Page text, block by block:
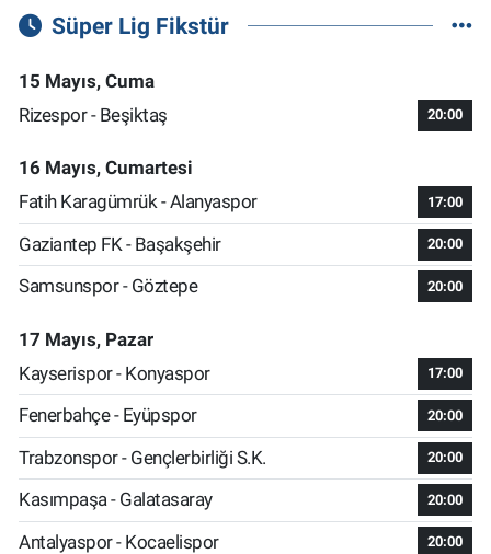
Süper Lig Fikstür
15 Mayıs, Cuma
Rizespor - Beşiktaş
20:00
16 Mayıs, Cumartesi
Fatih Karagümrük - Alanyaspor
17:00
Gaziantep FK - Başakşehir 20:00
Samsunspor - Göztepe 20:00
17 Mayıs, Pazar
Kayserispor - Konyaspor
17:00
Fenerbahçe - Eyüpspor 20:00
Trabzonspor - Gençlerbirliği S.K. 20:00
Kasımpaşa - Galatasaray 20:00
Antalyaspor - Kocaelispor 20:00